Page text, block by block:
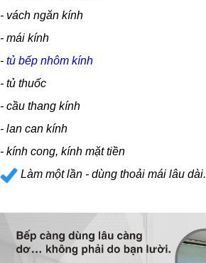
- vách ngăn kính
- mái kính
- tủ bếp nhôm kính
- tủ thuốc
- cầu thang kính
- lan can kính
- kính cong, kính mặt tiền
Làm một lần - dùng thoải mái lâu dài.